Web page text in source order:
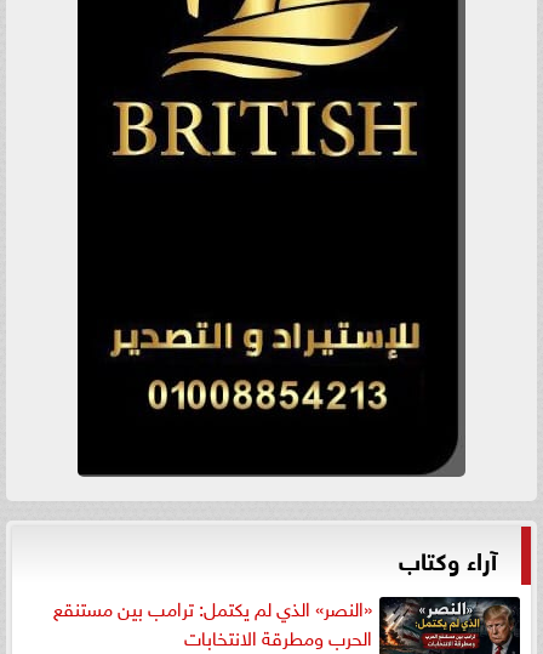
آراء وكتاب
«النصر» الذي لم يكتمل: ترامب بين مستنقع
الحرب ومطرقة الانتخابات